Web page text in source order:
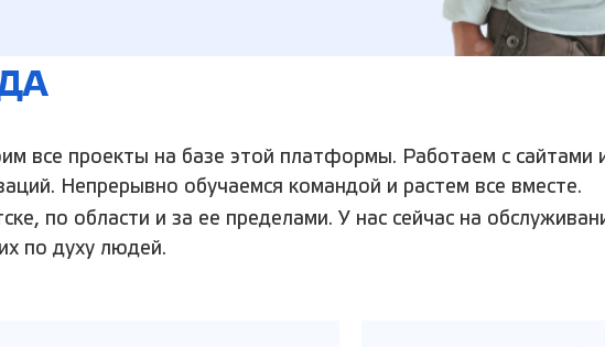
все проекты на базе этой платформы. Работаем с
Непрерывно обучаемся командой и растем все вместе.
по области и за ее пределами. У нас сейчас на
по духу людей.